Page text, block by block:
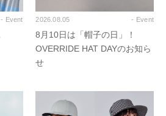
- Event 2026.08.05 - Event
8月10日は「帽子の日」！
OVERRIDE HAT DAYのお知ら
せ